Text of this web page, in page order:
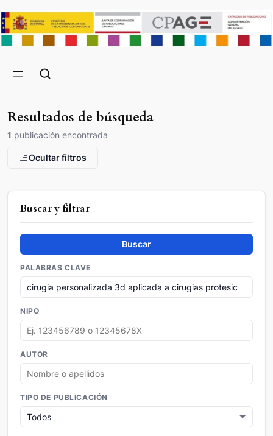
Resultados de búsqueda
1 publicación encontrada
Ocultar filtros
Buscar y filtrar
Buscar
PALABRAS CLAVE
NIPO
AUTOR
TIPO DE PUBLICACIÓN